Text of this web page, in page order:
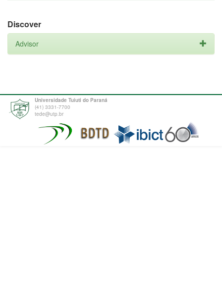
Discover
Advisor
Universidade Tuiuti do Paraná
(41) 3331-7700
tede@utp.br